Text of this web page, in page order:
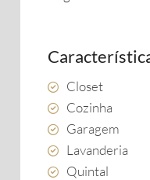
Closet
Cozinha
Garagem
Lavanderia
Quintal